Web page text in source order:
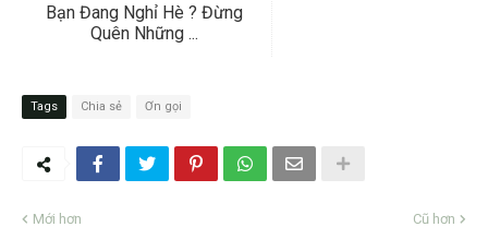
Bạn Đang Nghỉ Hè ? Đừng
Quên Những ...
Tags Chia sẻ Ơn gọi
Mới hơn Cũ hơn